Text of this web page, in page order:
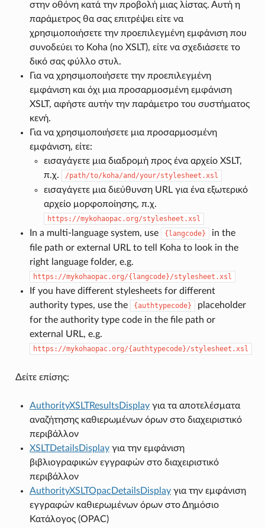
στην οθόνη κατά την προβολή μιας λίστας. Αυτή η
παράμετρος θα σας επιτρέψει είτε να
χρησιμοποιήσετε την προεπιλεγμένη εμφάνιση που
συνοδεύει το Koha (no XSLT), είτε να σχεδιάσετε το
δικό σας φύλλο στυλ.
Για να χρησιμοποιήσετε την προεπιλεγμένη
εμφάνιση και όχι μια προσαρμοσμένη εμφάνιση
XSLT, αφήστε αυτήν την παράμετρο του συστήματος
κενή.
Για να χρησιμοποιήσετε μια προσαρμοσμένη
εμφάνιση, είτε:
εισαγάγετε μια διαδρομή προς ένα αρχείο XSLT,
π.χ.
/path/to/koha/and/your/stylesheet.xsl
εισαγάγετε μια διεύθυνση URL για ένα εξωτερικό
αρχείο μορφοποίησης, π.χ.
https://mykohaopac.org/stylesheet.xsl
In a multi-language system, use {langcode}
in the
file path or external URL to tell Koha to look in the
right language folder, e.g.
https://mykohaopac.org/{langcode}/stylesheet.xsl
If you have different stylesheets for different
authority types, use the
{authtypecode}
placeholder
for the authority type code in the file path or
external URL, e.g.
https://mykohaopac.org/{authtypecode}/stylesheet.xsl
Δείτε επίσης:
AuthorityXSLTResultsDisplayγια τα αποτελέσματα
αναζήτησης καθιερωμένων όρων στο διαχειριστικό
περιβάλλον
XSLTDetailsDisplayγια την εμφάνιση
βιβλιογραφικών εγγραφών στο διαχειριστικό
περιβάλλον
AuthorityXSLTOpacDetailsDisplayγια την εμφάνιση
εγγραφών καθιερωμένων όρων στο Δημόσιο
Κατάλογος (OPAC)